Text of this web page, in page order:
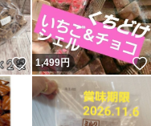
いいね！
1,499円